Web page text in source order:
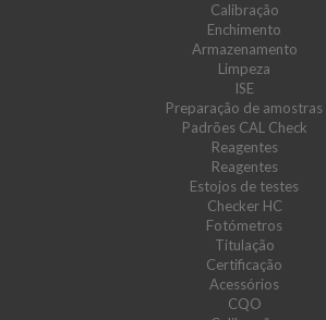
Calibração
Enchimento
Armazenamento
Limpeza
ISE
Preparação de amostras
Padrões CAL Check
Reagentes
Reagentes
Estojos de testes
Checker HC
Fotómetros
Titulação
Certificação
Acessórios
CQO